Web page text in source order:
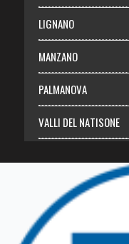
LIGNANO
MANZANO
PALMANOVA
VALLI DEL NATISONE
TRICESIMO
TARCENTO